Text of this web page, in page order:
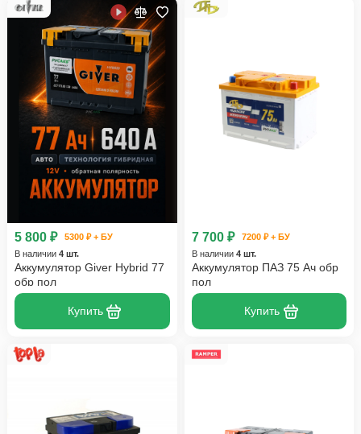
5 800 ₽
5300 ₽ + БУ
В наличии 4 шт.
Аккумулятор Giver Hybrid 77
обр пол
Купить
7 700 ₽
7200 ₽ + БУ
В наличии 4 шт.
Аккумулятор ПАЗ 75 Ач обр
пол
Купить